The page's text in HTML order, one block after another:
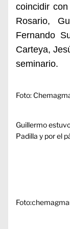
coincidir
Rosario, G
Fernando
Carteya,
seminario.
Foto:
Guillermo
Padilla y por el